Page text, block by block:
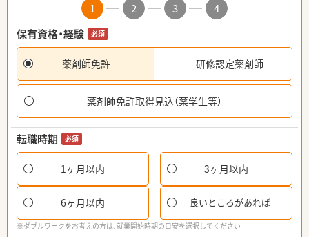
1 2 3
4
保有資格・経験
必須
薬剤師免許 研修認定薬剤師
薬剤師免許取得見込（薬学生等）
転職時期 必須
1ヶ月以内 3ヶ月以内
6ヶ月以内 良いところがあれば
※ダブルワークをお考えの方は、就業開始時期の目安を選択してください